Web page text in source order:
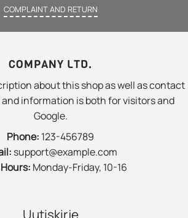
COMPLAINT AND RETURN
COMPANY LTD.
about this shop as well as contact
information is both for visitors and
Google.
Phone: 123-456789
support@example.com
Monday-Friday, 10-16
Uutiskirje